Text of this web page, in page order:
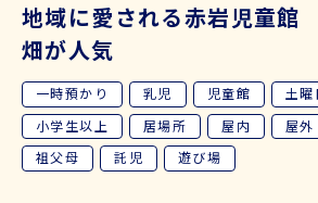
地域に愛される赤岩児童館
畑が人気
一時預かり 乳児 児童館 土曜
小学生以上
居場所 屋内 屋外
祖父母
託児 遊び場